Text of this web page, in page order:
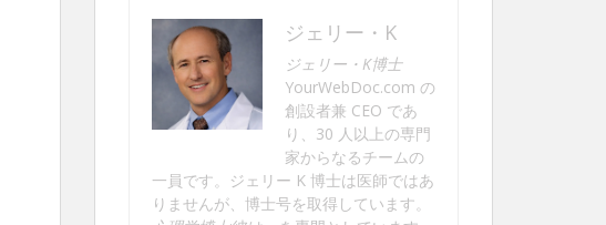
ジェリー・K
ジェリー・K博士
YourWebDoc.com の
創設者兼 CEO であ
り、30 人以上の専門
家からなるチームの
一員です。ジェリー K 博士は医師ではあ
りませんが、博士号を取得しています。